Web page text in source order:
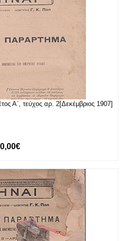
Α΄, τεύχος αρ. 2[Δεκέμβριος 1907]
0,00€